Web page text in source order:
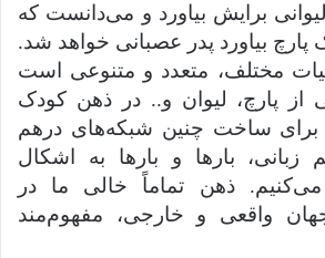
برایش بیاورد و می‌دانست که
پارچ بیاورد پدر عصبانی خواهد شد.
مختلف، متعدد و متنوعی است
از پارچ، لیوان و.. در ذهن کودک
ساخت چنین شبکه‌های درهم
زبانی، بارها و بارها به اشکال
ذهن تماماً خالی ما در
واقعی و خارجی، مفهوم‌مند